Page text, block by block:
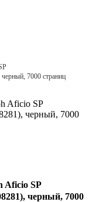
7000 страниц
Aficio SP
черный, 7000